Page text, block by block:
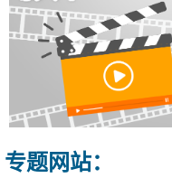
专题网站：